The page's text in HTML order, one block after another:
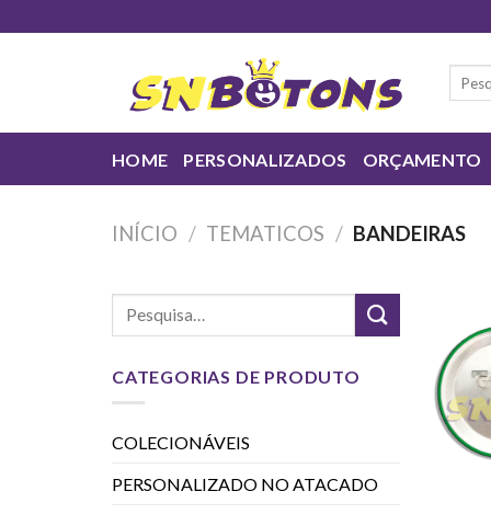
to
HOME PERSONALIZADOS ORÇAMENTO
INÍCIO / TEMATICOS / BANDEIRAS
CATEGORIAS DE PRODUTO
COLECIONÁVEIS
PERSONALIZADO NO ATACADO